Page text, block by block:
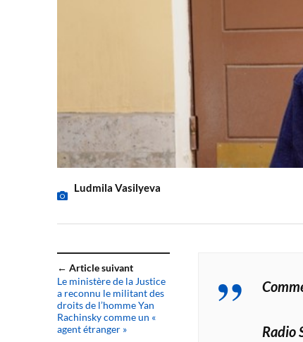
Ludmila Vasilyeva
← Article suivant
Le ministère de la Justice
a reconnu le militant des
droits de l’homme Yan
Rachinsky comme un «
agent étranger »
Radio